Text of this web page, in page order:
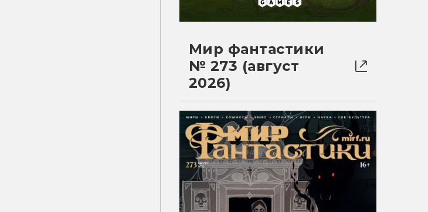
Мир фантастики
№ 273 (август
2026)